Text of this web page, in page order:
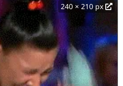
240 × 210 px